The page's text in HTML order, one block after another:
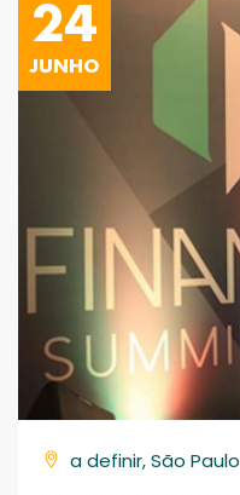
24
JUNHO
a definir, São Paulo